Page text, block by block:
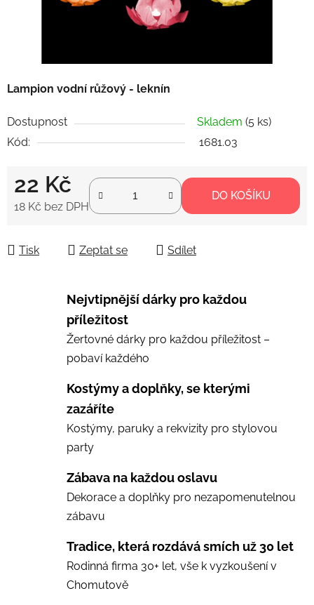
Lampion vodní růžový - leknín
Dostupnost Skladem (5 ks)
Kód:
1681.03
22 Kč
18 Kč bez DPH
DO KOŠÍKU
Tisk Zeptat se Sdílet
Nejvtipnější dárky pro každou
příležitost
Žertovné dárky pro každou příležitost –
pobaví každého
Kostýmy a doplňky, se kterými
zazáříte
Kostýmy, paruky a rekvizity pro stylovou
party
Zábava na každou oslavu
Dekorace a doplňky pro nezapomenutelnou
zábavu
Tradice, která rozdává smích už 30 let
Rodinná firma 30+ let, vše k vyzkoušení v
Chomutově